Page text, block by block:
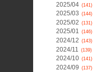
2025/04 (141)
2025/03 (144)
2025/02 (131)
2025/01 (146)
2024/12 (143)
2024/11 (139)
2024/10 (141)
2024/09 (137)